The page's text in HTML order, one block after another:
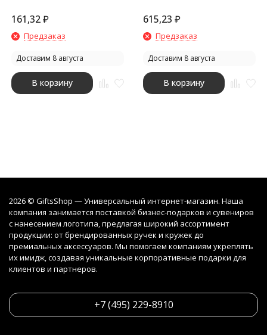
161,32₽
Предзаказ
Доставим 8 августа
В корзину
615,23 ₽
Предзаказ
Доставим 8 августа
В корзину
2026 © GiftsShop — Универсальный интернет-магазин. Наша
компания занимается поставкой бизнес-подарков и сувениров
с нанесением логотипа, предлагая широкий ассортимент
продукции: от брендированных ручек и кружек до
премиальных аксессуаров. Мы помогаем компаниям укреплять
их имидж, создавая уникальные корпоративные подарки для
клиентов и партнеров.
+7 (495) 229-8910